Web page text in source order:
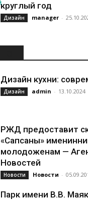
круглый год
Дизайн manager -
Дизайн кухни:
Дизайн admin - 13.10.2024
РЖД предоставит
«Сапсаны»
молодоженам —
Новостей
Новости Новости -
Парк имени В.В.